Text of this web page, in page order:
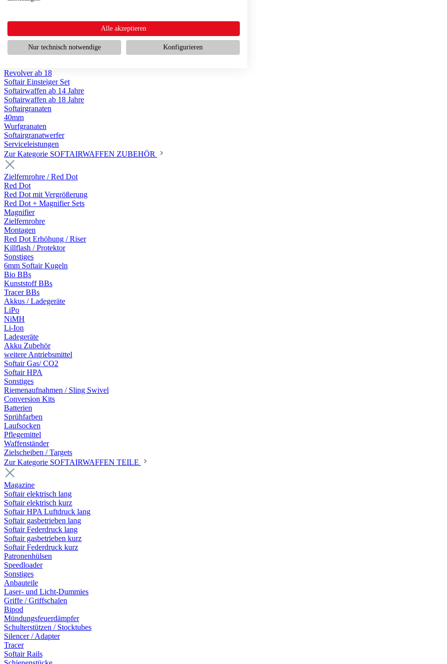
Scharfschützengewehr ab 18
Softair Pistolen
Softair Pistolen elektrisch ab 14
Softair Pistolen Federdruck ab 14
Softair Pistolen HPA Luftdruck ab 18
Revolver ab 18
Softair Einsteiger Set
Softairwaffen ab 14 Jahre
Softairwaffen ab 18 Jahre
Softairgranaten
40mm
Wurfgranaten
Softairgranatwerfer
Serviceleistungen
Zur Kategorie SOFTAIRWAFFEN ZUBEHÖR
Zielfernrohre / Red Dot
Red Dot
Red Dot mit Vergrößerung
Red Dot + Magnifier Sets
Magnifier
Zielfernrohre
Montagen
Red Dot Erhöhung / Riser
Killflash / Protektor
Sonstiges
6mm Softair Kugeln
Bio BBs
Kunststoff BBs
Tracer BBs
Akkus / Ladegeräte
LiPo
NiMH
Li-Ion
Ladegeräte
Akku Zubehör
weitere Antriebsmittel
Softair Gas/ CO2
Softair HPA
Sonstiges
Riemenaufnahmen / Sling Swivel
Conversion Kits
Batterien
Sprühfarben
Laufsocken
Pflegemittel
Waffenständer
Zielscheiben / Targets
Zur Kategorie SOFTAIRWAFFEN TEILE
Magazine
Softair elektrisch lang
Softair elektrisch kurz
Softair HPA Luftdruck lang
Softair gasbetrieben lang
Softair Federdruck lang
Softair gasbetrieben kurz
Softair Federdruck kurz
Patronenhülsen
Speedloader
Sonstiges
Anbauteile
Laser- und Licht-Dummies
Griffe / Griffschalen
Bipod
Mündungsfeuerdämpfer
Schulterstützen / Stocktubes
Silencer / Adapter
Tracer
Softair Rails
Alle akzeptieren
Nur technisch notwendige Konfigurieren